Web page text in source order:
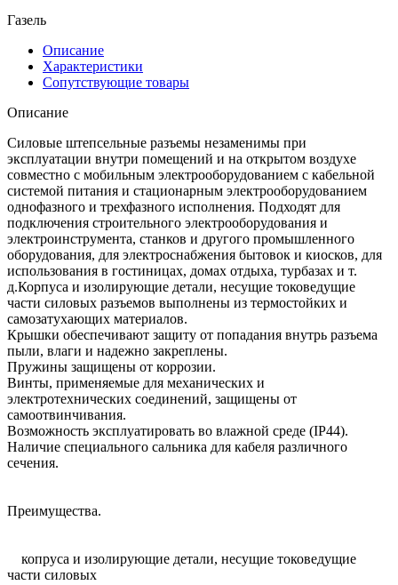
Газель
Описание
Характеристики
Сопутствующие товары
Описание
Силовые штепсельные разъемы незаменимы при
эксплуатации внутри помещений и на открытом воздухе
совместно с мобильным электрооборудованием с кабельной
системой питания и стационарным электрооборудованием
однофазного и трехфазного исполнения. Подходят для
подключения строительного электрооборудования и
электроинструмента, станков и другого промышленного
оборудования, для электроснабжения бытовок и киосков, для
использования в гостиницах, домах отдыха, турбазах и т.
д.Корпуса и изолирующие детали, несущие токоведущие
части силовых разъемов выполнены из термостойких и
самозатухающих материалов.
Крышки обеспечивают защиту от попадания внутрь разъема
пыли, влаги и надежно закреплены.
Пружины защищены от коррозии.
Винты, применяемые для механических и
электротехнических соединений, защищены от
самоотвинчивания.
Возможность эксплуатировать во влажной среде (IP44).
Наличие специального сальника для кабеля различного
сечения.
Преимущества.
копруса и изолирующие детали, несущие токоведущие
части силовых